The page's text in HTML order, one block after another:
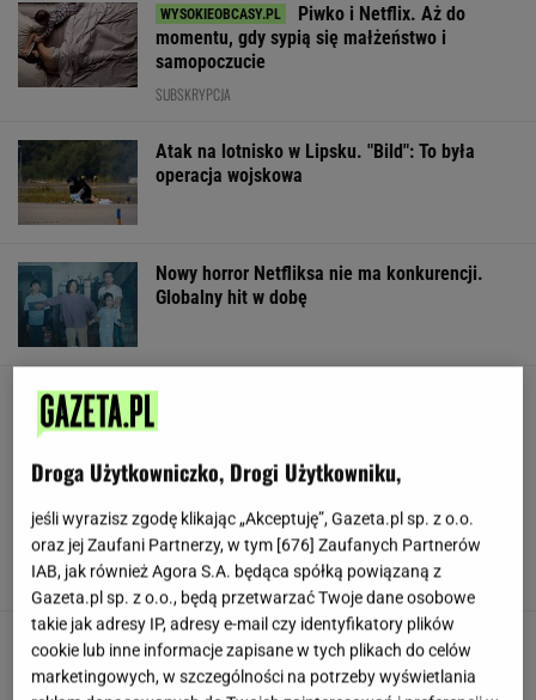
Piwko i Netflix. Aż do
momentu, gdy sypią się małżeństwo i
samopoczucie
SUBSKRYPCJA
Atak na lotnisko w Lipsku. "Bild": To była
operacja wojskowa
Nowy horror Netfliksa nie ma konkurencji.
Globalny hit w dobę
Popularny napój wycofany ze sprzedaży.
Czarnecki zawieszony w PiS. "Zrobi
wszystko, żeby wrócić do Brukseli"
SUBSKRYPCJA
Wachowicz ujawnia prawdę o
prowadzeniu restauracji. Z tym się boryka
Droga Użytkowniczko, Drogi Użytkowniku,
jeśli wyrazisz zgodę klikając „Akceptuję”, Gazeta.pl sp. z o.o.
oraz jej Zaufani Partnerzy, w tym [676] Zaufanych Partnerów
IAB, jak również Agora S.A. będąca spółką powiązaną z
Gazeta.pl sp. z o.o., będą przetwarzać Twoje dane osobowe
takie jak adresy IP, adresy e-mail czy identyfikatory plików
cookie lub inne informacje zapisane w tych plikach do celów
marketingowych, w szczególności na potrzeby wyświetlania